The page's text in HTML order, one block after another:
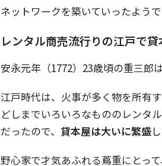
ネットワークを築いていったようで
レンタル商売流行りの江戸で
安永元年（1772）23歳頃の重三郎
江戸時代は、火事が多く物を所有
どしまでいろいろなもののレンタ
だったので、 貸本屋は大いに繁盛
野心家で才気あふれる蔦重にとっ